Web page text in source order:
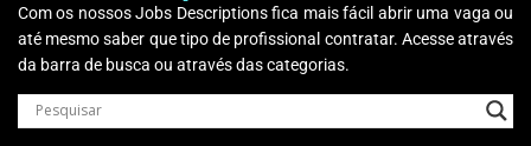
Com os nossos Jobs Descriptions fica mais fácil abrir uma vaga ou
até mesmo saber que tipo de profissional contratar. Acesse através
da barra de busca ou através das categorias.